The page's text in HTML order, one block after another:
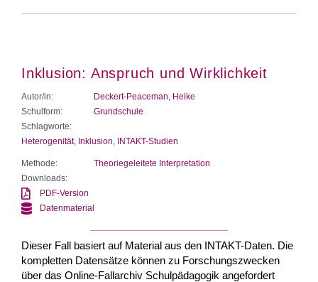
Inklusion: Anspruch und Wirklichkeit
Autor/in:
Deckert-Peaceman, Heike
Schulform:
Grundschule
Schlagworte:
Heterogenität, Inklusion INTAKT-Studien
Methode:
Theoriegeleitete Interpretation
Downloads:
PDF-Version
Datenmaterial
Dieser Fall basiert auf Material aus den INTAKT-Daten. Die
kompletten Datensätze können zu Forschungszwecken
über das Online-Fallarchiv Schulpädagogik angefordert